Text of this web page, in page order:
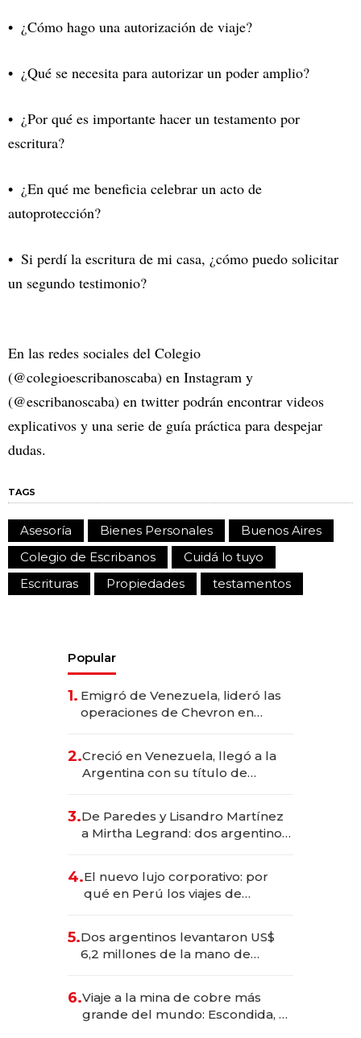
¿Cómo hago una autorización de viaje?
¿Qué se necesita para autorizar un poder amplio?
¿Por qué es importante hacer un testamento por
escritura?
¿En qué me beneficia celebrar un acto de
autoprotección?
Si perdí la escritura de mi casa, ¿cómo puedo solicitar
un segundo testimonio?
En las redes sociales del Colegio
(@colegioescribanoscaba) en Instagram y
(@escribanoscaba) en twitter podrán encontrar videos
explicativos y una serie de guía práctica para despejar
dudas.
TAGS
Asesoría Bienes Personales
Buenos Aires
Colegio de Escribanos
Cuidá lo tuyo
Escrituras
Propiedades testamentos
Popular
1. Emigró de Venezuela, lideró las
operaciones de Chevron en
2.Creció en Venezuela, llegó a la
Argentina con su título de
las marcas "fast premium"
3.De Paredes y Lisandro Martínez
a Mirtha Legrand: dos argentinos
4.El nuevo lujo corporativo: por
qué en Perú los viajes de
transformadoras
5.Dos argentinos levantaron US$
6,2 millones de la mano de
6.Viaje a la mina de cobre más
grande del mundo: Escondida, el